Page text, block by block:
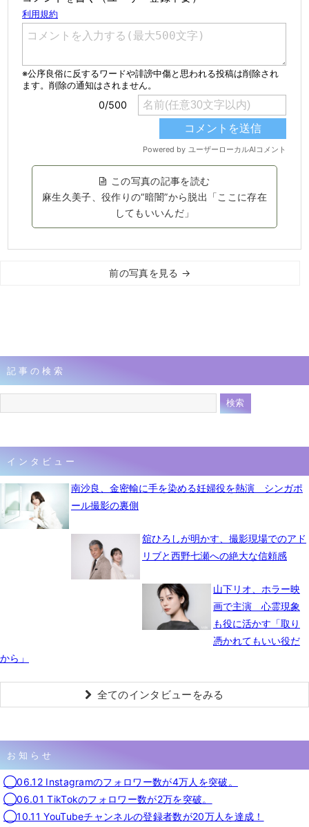
この写真の記事を読む
麻生久美子、役作りの“暗闇”から脱出「ここに存在
してもいいんだ」
前の写真を見る →
記事の検索
インタビュー
南沙良、金密輸に手を染める妊婦役を熱演 シンガポ
ール撮影の裏側
舘ひろしが明かす、撮影現場でのアド
リブと西野七瀬への絶大な信頼感
山下リオ、ホラー映
画で主演 心霊現象
も役に活かす「取り
憑かれてもいい役だ
から」
全てのインタビューをみる
お知らせ
◯06.12 Instagramのフォロワー数が4万人を突破。
◯06.01 TikTokのフォロワー数が2万を突破。
◯10.11 YouTubeチャンネルの登録者数が20万人を達成！